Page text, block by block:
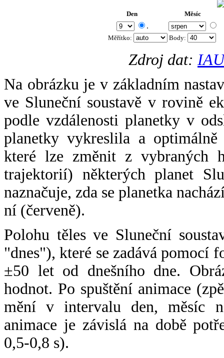
Den Měsíc
.
Měřítko: Body:
Zdroj dat:
Na obrázku je v základním
ve Sluneční soustavě v rovině
podle vzdálenosti planetky v
planetky vykreslila a
které lze změnit z vybraných
trajektorií) některých planet
naznačuje, zda se planetka
ní (červeně).
Polohu těles ve Sluneční
"dnes"), které se zadává pomocí
±50 let od dnešního dne.
hodnot. Po spuštění animace
mění v intervalu den, měsíc
animace je závislá na době
0,5-0,8 s).